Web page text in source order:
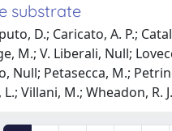
substrate
D.; Caricato, A. P.;
M.; V. Liberali, Null;
Petasecca, M.;
Villani, M.; Wheadon, R.